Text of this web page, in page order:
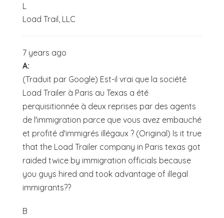
L
Load Trail, LLC
7 years ago
A:
(Traduit par Google) Est-il vrai que la société
Load Trailer à Paris au Texas a été
perquisitionnée à deux reprises par des agents
de l'immigration parce que vous avez embauché
et profité d'immigrés illégaux ? (Original) Is it true
that the Load Trailer company in Paris texas got
raided twice by immigration officials because
you guys hired and took advantage of illegal
immigrants??
B